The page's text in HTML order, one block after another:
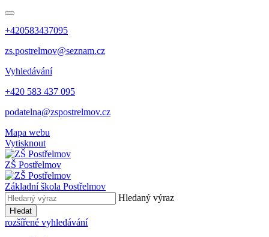
+420583437095
zs.postrelmov@seznam.cz
Vyhledávání
+420 583 437 095
podatelna@zspostrelmov.cz
Mapa webu
Vytisknout
ZŠ Postřelmov
Základní škola Postřelmov
Hledaný výraz
Hledat
rozšířené vyhledávání